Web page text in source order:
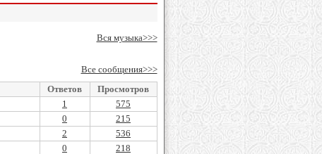
Вся музыка>>>
Все сообщения>>>
Ответов
Просмотров
1
575
0
215
2
536
0
218